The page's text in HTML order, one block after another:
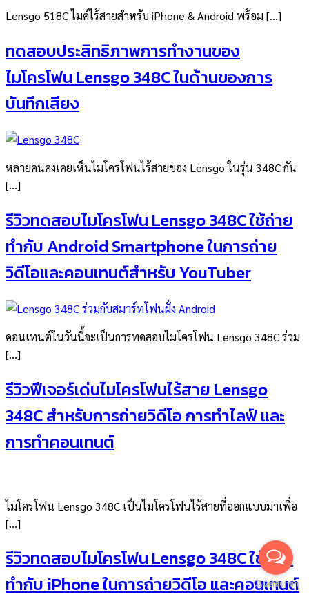
Lensgo 518C ไมค์ไร้สายสำหรับ iPhone & Android พร้อม […]
ทดสอบประสิทธิภาพการทำงานของ
ไมโครโฟน Lensgo 348C ในด้านของการ
บันทึกเสียง
หลายคนคงเคยเห็นไมโครโฟนไร้สายของ Lensgo ในรุ่น 348C กัน
[…]
รีวิวทดสอบไมโครโฟน Lensgo 348C ใช้ถ่าย
ทำกับ Android Smartphone ในการถ่าย
วิดีโอและคอนเทนต์สำหรับ YouTuber
คอนเทนต์ในวันนี้จะเป็นการทดสอบไมโครโฟน Lensgo 348C ร่วม
[…]
รีวิวฟีเจอร์เด่นไมโครโฟนไร้สาย Lensgo
348C สำหรับการถ่ายวิดีโอ การทำไลฟ์ และ
การทำคอนเทนต์
ไมโครโฟน Lensgo 348C เป็นไมโครโฟนไร้สายที่ออกแบบมาเพื่อ
[…]
รีวิวทดสอบไมโครโฟน Lensgo 348C ใช้ถ่าย
ทำกับ iPhone ในการถ่ายวิดีโอ และคอนเทนต์